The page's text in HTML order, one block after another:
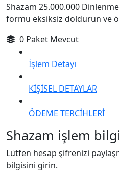
Shazam 25.000.000
formu eksiksiz doldurun ve
0 Paket Mevcut
İşlem Detayı
KİŞİSEL DETAYLAR
ÖDEME TERCİHLERİ
Shazam işlem
Lütfen hesap şifrenizi
bilgisini girin.